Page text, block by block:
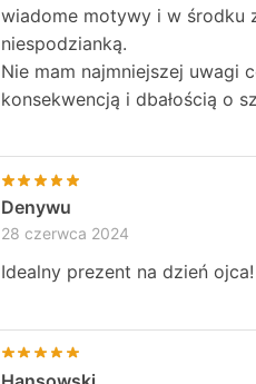
wiadome motywy i w środku
niespodzianką.
Nie mam najmniejszej uwagi
konsekwencją i dbałością o
Denywu
28 czerwca 2024
Idealny prezent na dzień ojca!